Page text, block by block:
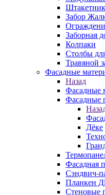
Штакетник
Забор
Заборная
Колпаки
Столбы
Травяной
Фасадные
Назад
Фасадные
Фасадные
Дёке
Фасадная
Сэндвич-
Планкен
Стеновые